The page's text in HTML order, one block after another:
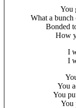
You
What a
Bonded
How
I
I
You
You
You